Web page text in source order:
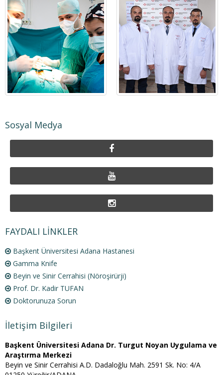
Sosyal Medya
FAYDALI LİNKLER
Başkent Üniversitesi Adana Hastanesi
Gamma Knife
Beyin ve Sinir Cerrahisi (Nöroşirürji)
Prof. Dr. Kadir TUFAN
Doktorunuza Sorun
İletişim Bilgileri
Başkent Üniversitesi Adana Dr. Turgut Noyan Uygulama ve
Araştırma Merkezi
Beyin ve Sinir Cerrahisi A.D. Dadaloğlu Mah. 2591 Sk. No: 4/A